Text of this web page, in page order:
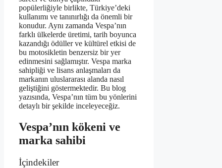
popülerliğiyle birlikte, Türkiye’deki
kullanımı ve tanınırlığı da önemli bir
konudur. Aynı zamanda Vespa’nın
farklı ülkelerde üretimi, tarih boyunca
kazandığı ödüller ve kültürel etkisi de
bu motosikletin benzersiz bir yer
edinmesini sağlamıştır. Vespa marka
sahipliği ve lisans anlaşmaları da
markanın uluslararası alanda nasıl
geliştiğini göstermektedir. Bu blog
yazısında, Vespa’nın tüm bu yönlerini
detaylı bir şekilde inceleyeceğiz.
Vespa’nın kökeni ve
marka sahibi
İçindekiler